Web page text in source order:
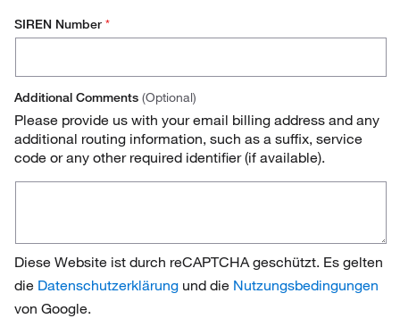
SIREN Number *
Additional Comments (Optional)
Please provide us with your email billing address and any
additional routing information, such as a suffix, service
code or any other required identifier (if available).
Diese Website ist durch reCAPTCHA geschützt. Es gelten
die Datenschutzerklärung und die Nutzungsbedingungen
von Google.